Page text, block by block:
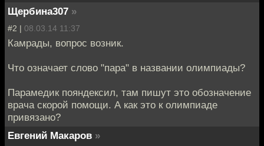
Щербина307 »
#2 | 08.03.14 11:37
Камрады, вопрос возник.
Что означает слово "пара" в названии олимпиады?
Парамедик пояндексил, там пишут это обозначение
врача скорой помощи. А как это к олимпиаде
привязано?
Евгений Макаров »